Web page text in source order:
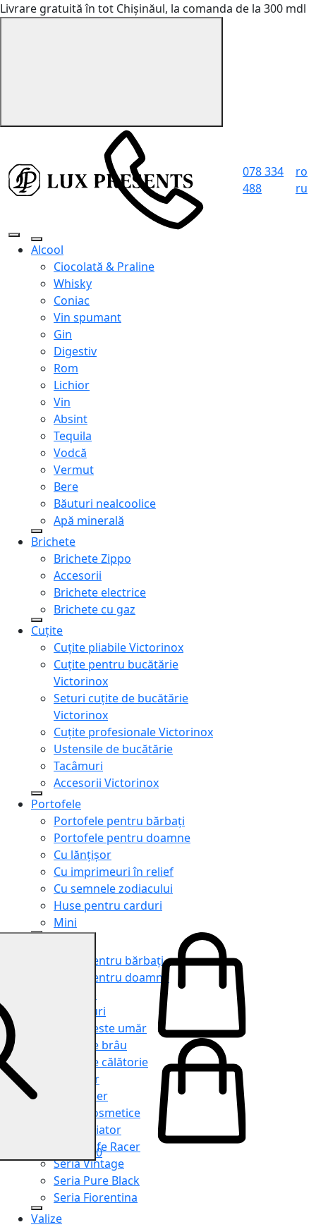
Livrare gratuită în tot Chișinăul, la comanda de la 300 mdl
078 334
488
ro
ru
Alcool
Ciocolată & Praline
Whisky
Coniac
Vin spumant
Gin
Digestiv
Rom
Lichior
Vin
Absint
Tequila
Vodcă
Vermut
Bere
Băuturi nealcoolice
Apă minerală
Brichete
Brichete Zippo
Accesorii
Brichete electrice
Brichete cu gaz
Cuțite
Cuțite pliabile Victorinox
Cuțite pentru bucătărie
Victorinox
Seturi cuțite de bucătărie
Victorinox
Cuțite profesionale Victorinox
Ustensile de bucătărie
Tacâmuri
Accesorii Victorinox
Portofele
Portofele pentru bărbați
Portofele pentru doamne
Cu lănțișor
Cu imprimeuri în relief
Cu semnele zodiacului
Huse pentru carduri
Mini
Genți pentru bărbați
Genți pentru doamne
Serviete
Rucsacuri
Genți peste umăr
Genți de brâu
Genți de călătorie
Shopper
Organiser
Truse cosmetice
Seria Aviator
Seria Cafe Racer
Seria Vintage
Seria Pure Black
Seria Fiorentina
Valize
0